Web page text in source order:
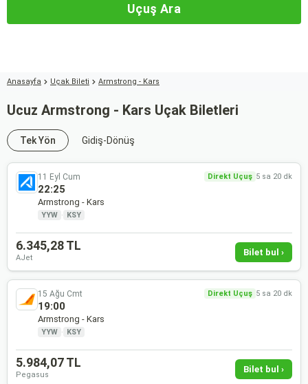
Uçuş Ara
Anasayfa Uçak Bileti Armstrong - Kars
Ucuz Armstrong - Kars Uçak Biletleri
Tek Yön Gidiş-Dönüş
11 Eyl Cum Direkt Uçuş 5 sa 20 dk
22:25
Armstrong - Kars
YYW · KSY
6.345,28 TL
AJet
Bilet bul ›
15 Ağu Cmt Direkt Uçuş 5 sa 20 dk
19:00
Armstrong - Kars
YYW · KSY
5.984,07 TL
Pegasus
Bilet bul ›